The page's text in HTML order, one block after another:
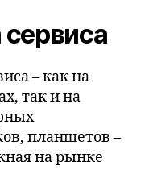
– как на
так и на
планшетов –
на рынке